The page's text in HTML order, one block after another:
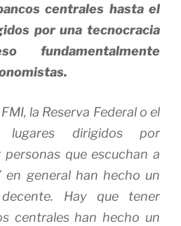
centrales hasta el
por una tecnocracia
fundamentalmente
la Reserva Federal o el
dirigidos por
que escuchan a
en general han hecho un
Hay que tener
centrales han hecho un